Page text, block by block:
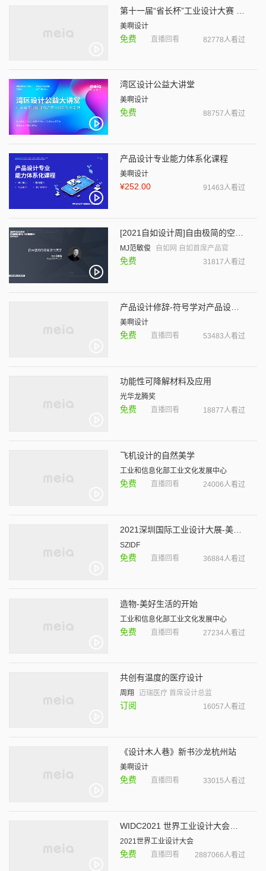
美啊设计
免费 直播回看 82778人看过
湾区设计公益大讲堂
美啊设计
免费 88757人看过
产品设计专业能力体系化课程
美啊设计
¥252.00 91463人看过
[2021自如设计周]自由极简的空间设计美学
MJ范敏俊 自如网 自如首席产品官
免费 31817人看过
产品设计修辞-符号学对产品设计的解释系列讲座
美啊设计
免费 直播回看 53483人看过
功能性可降解材料及应用
光华龙腾奖
免费 直播回看 18877人看过
飞机设计的自然美学
工业和信息化部工业文化发展中心
免费 直播回看 24006人看过
2021深圳国际工业设计大展-美啊带你逛展～
SZIDF
免费 直播回看 36884人看过
造物-美好生活的开始
工业和信息化部工业文化发展中心
免费 直播回看 27234人看过
共创有温度的医疗设计
周翔 迈瑞医疗 首席设计总监
订阅 16057人看过
《设计木人巷》新书沙龙杭州站
美啊设计
免费 直播回看 33015人看过
WIDC2021 世界工业设计大会开幕式暨主论坛
2021世界工业设计大会
免费 直播回看 2887066人看过